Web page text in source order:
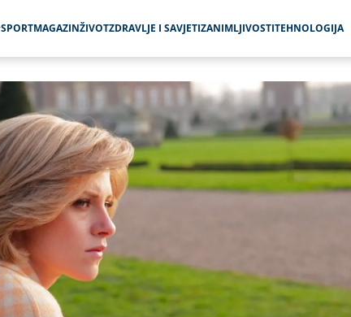
SPORTMAGAZINŽIVOTZDRAVLJE I SAVJETIZANIMLJIVOSTITEHNOLOGIJA